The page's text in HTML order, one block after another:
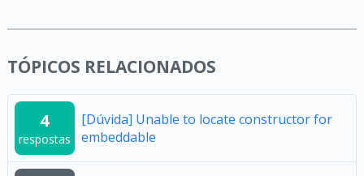
TÓPICOS RELACIONADOS
4
respostas
[Dúvida] Unable to locate constructor for
embeddable